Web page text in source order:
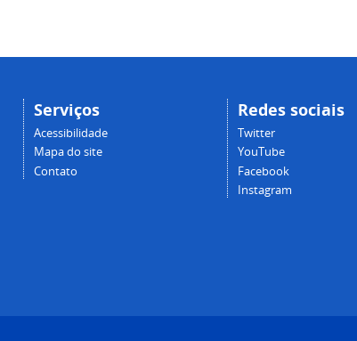
Serviços
Acessibilidade
Mapa do site
Contato
Redes sociais
Twitter
YouTube
Facebook
Instagram